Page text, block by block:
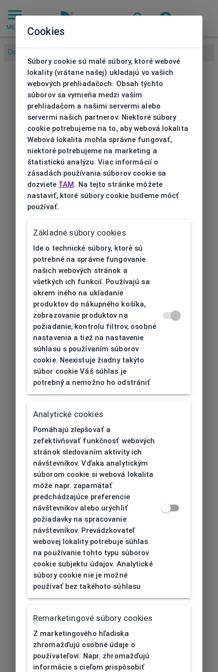
MENU
Domov
404| Nenájdené
Cookies
Súbory cookie sú malé súbory, ktoré webové
lokality (vrátane našej) ukladajú vo vašich
webových prehliadačoch. Obsah týchto
súborov sa vymieňa medzi vaším
prehliadačom a našimi servermi alebo
servermi našich partnerov. Niektoré súbory
cookie potrebujeme na to, aby webová lokalita
Webová lokalita mohla správne fungovať,
niektoré potrebujeme na marketing a
štatistickú analýzu. Viac informácií o
zásadách používania súborov cookie sa
dozviete TAM. Na tejto stránke môžete
nastaviť, ktoré súbory cookie budeme môcť
používať.
Základné súbory cookies
Ide o technické súbory, ktoré sú
potrebné na správne fungovanie
našich webových stránok a
všetkých ich funkcií. Používajú sa
okrem iného na ukladanie
produktov do nákupného košíka,
zobrazovanie produktov na
požiadanie, kontrolu filtrov, osobné
nastavenia a tiež na nastavenie
súhlasu s používaním súborov
cookie. Neexistuje žiadny takýto
súbor cookie Váš súhlas je
potrebný a nemožno ho odstrániť
Analytické cookies
Pomáhajú zlepšovať a
zefektívňovať funkčnosť webových
stránok sledovaním aktivity ich
návštevníkov. Vďaka analytickým
súborom cookie si webová lokalita
môže napr. zapamätať
predchádzajúce preferencie
návštevníkov alebo urýchliť
požiadavky na spracovanie
návštevníkov. Prevádzkovateľ
webovej lokality potrebuje súhlas
na používanie tohto typu súborov
cookie subjektu údajov. Analytické
súbory cookie nie je možné
používať bez takéhoto súhlasu
Remarketingové súbory cookies
Z marketingového hľadiska
zhromažďujú osobné údaje o
používateľovi. Napr. zhromažďujú
informácie s cieľom prispôsobiť